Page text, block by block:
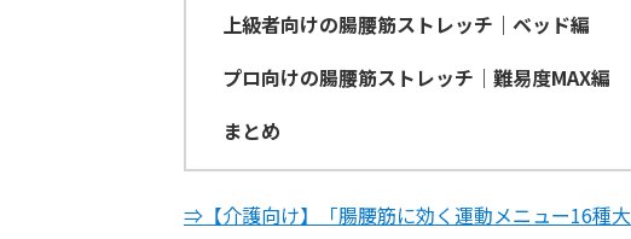
上級者向けの腸腰筋ストレッチ｜ベッド編
プロ向けの腸腰筋ストレッチ｜難易度MAX編
まとめ
⇒【介護向け】「腸腰筋に効く運動メニュー16種